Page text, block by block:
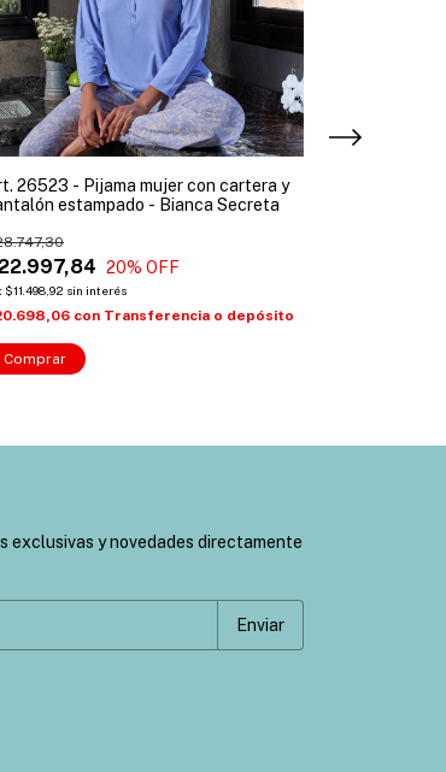
26523 - Pijama mujer con cartera y
estampado - Bianca Secreta
20% OFF
$11.498,92 sin interés
con Transferencia o depósito
Comprar
exclusivas y novedades directamente